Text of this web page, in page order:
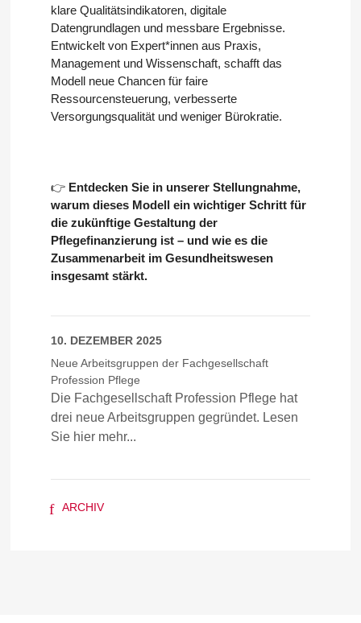
klare Qualitätsindikatoren, digitale
Datengrundlagen und messbare Ergebnisse.
Entwickelt von Expert*innen aus Praxis,
Management und Wissenschaft, schafft das
Modell neue Chancen für faire
Ressourcensteuerung, verbesserte
Versorgungsqualität und weniger Bürokratie.
👉 Entdecken Sie in unserer Stellungnahme,
warum dieses Modell ein wichtiger Schritt für
die zukünftige Gestaltung der
Pflegefinanzierung ist – und wie es die
Zusammenarbeit im Gesundheitswesen
insgesamt stärkt.
10. DEZEMBER 2025
Neue Arbeitsgruppen der Fachgesellschaft
Profession Pflege
Die Fachgesellschaft Profession Pflege hat
drei neue Arbeitsgruppen gegründet. Lesen
Sie hier mehr...
f ARCHIV